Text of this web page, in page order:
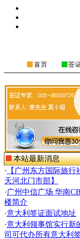
本站最新消息
· 【广州东方国际旅行
天河北门市部】
·广州中信广场 华南
楼简介
·意大利签证面试地址
·意大利领事馆实行新
司可代办所有意大利